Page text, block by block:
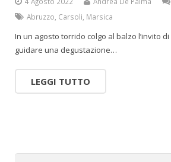
Abruzzo Carsoli Marsica
In un agosto torrido colgo al balzo l’invito
guidare una degustazione…
LEGGI TUTTO